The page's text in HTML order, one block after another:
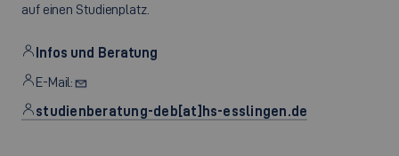
auf einen Studienplatz.
Infos und Beratung
E-Mail:
studienberatung-deb[at]hs-esslingen.de